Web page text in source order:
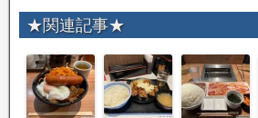
★関連記事★